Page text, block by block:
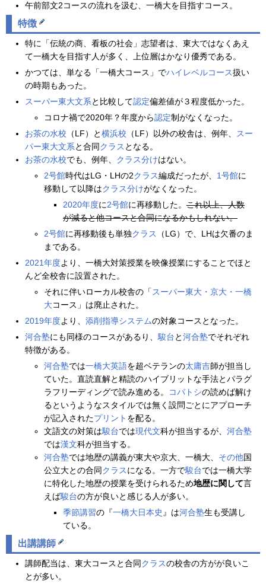
午前部文2コースの流れを汲む、一橋大を目指すコース。
特徴
特に「伝統の商、看板の社会」志望者は、東大ではなくあえ
て一橋大を目指す人が多く、上位層はかなり優秀である。
かつては、単なる「一橋大コース」でハイレベルコース扱い
の時期もあった。
スーパー東大文系と比較して認定偏差値が３程度低かった。
コロナ禍で2020年？年度から認定制がなくなった。
お茶の水校 （LF）と横浜校 （LF）以外の校舎は、例年、
スー
パー東大文系と合同クラス となる。
お茶の水校でも、例年、 クラス分けはない。
2号館時代はLG・LHの2クラス編成だったが、 1号館に
移動して以降はクラス分けがなくなった。
2020年度に2号館に再移動した。 これ以上、人数
が減ると他コースと合同になるかもしれない。
2号館に再移動後も単独クラス
（LG）で、LHは欠番のま
まである。
2021年度より、一橋大対策授業を映像授業にすることでほと
んど全校舎に設置された。
それに伴いローカル校舎の「 スーパー東大・京大・一橋
大コース」は廃止された。
2019年度より、 添削指導システムの対象コースとなった。
河合塾にも同様のコースがあるり、 駿台と河合塾でそれぞれ
特徴がある。
河合塾では一橋大英語を超ベテランの太庸吉師が担当し
ていた。直読直解と精読のハイブリットな手法とパラグ
ラフリーディングで読み進める。
コバトシの読めば解け
るというようなスタイルでは無く設問ごとにアプローチ
が記入されたプリント を配る。
文語文の対策は駿台では現代文科が担当するが、 河合塾
では漢文科が担当する。
河合塾では地歴の講義が東大や京大、一橋大、 その他国
公立大との合同クラスになる。一方で駿台では一橋大学
に特化した地歴の授業を受けられるため地歴に関して言
えば駿台の方が良いと感じる人が多い。
季節講習の『一橋大日本史 』は河合塾生も受講し
ている。
出講講師
講師配当は、東大コースと合同クラスの校舎の方がが良いこ
とが多い。